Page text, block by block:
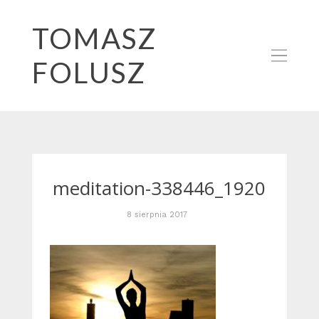
TOMASZ
FOLUSZ
meditation-338446_1920
8 sierpnia 2017